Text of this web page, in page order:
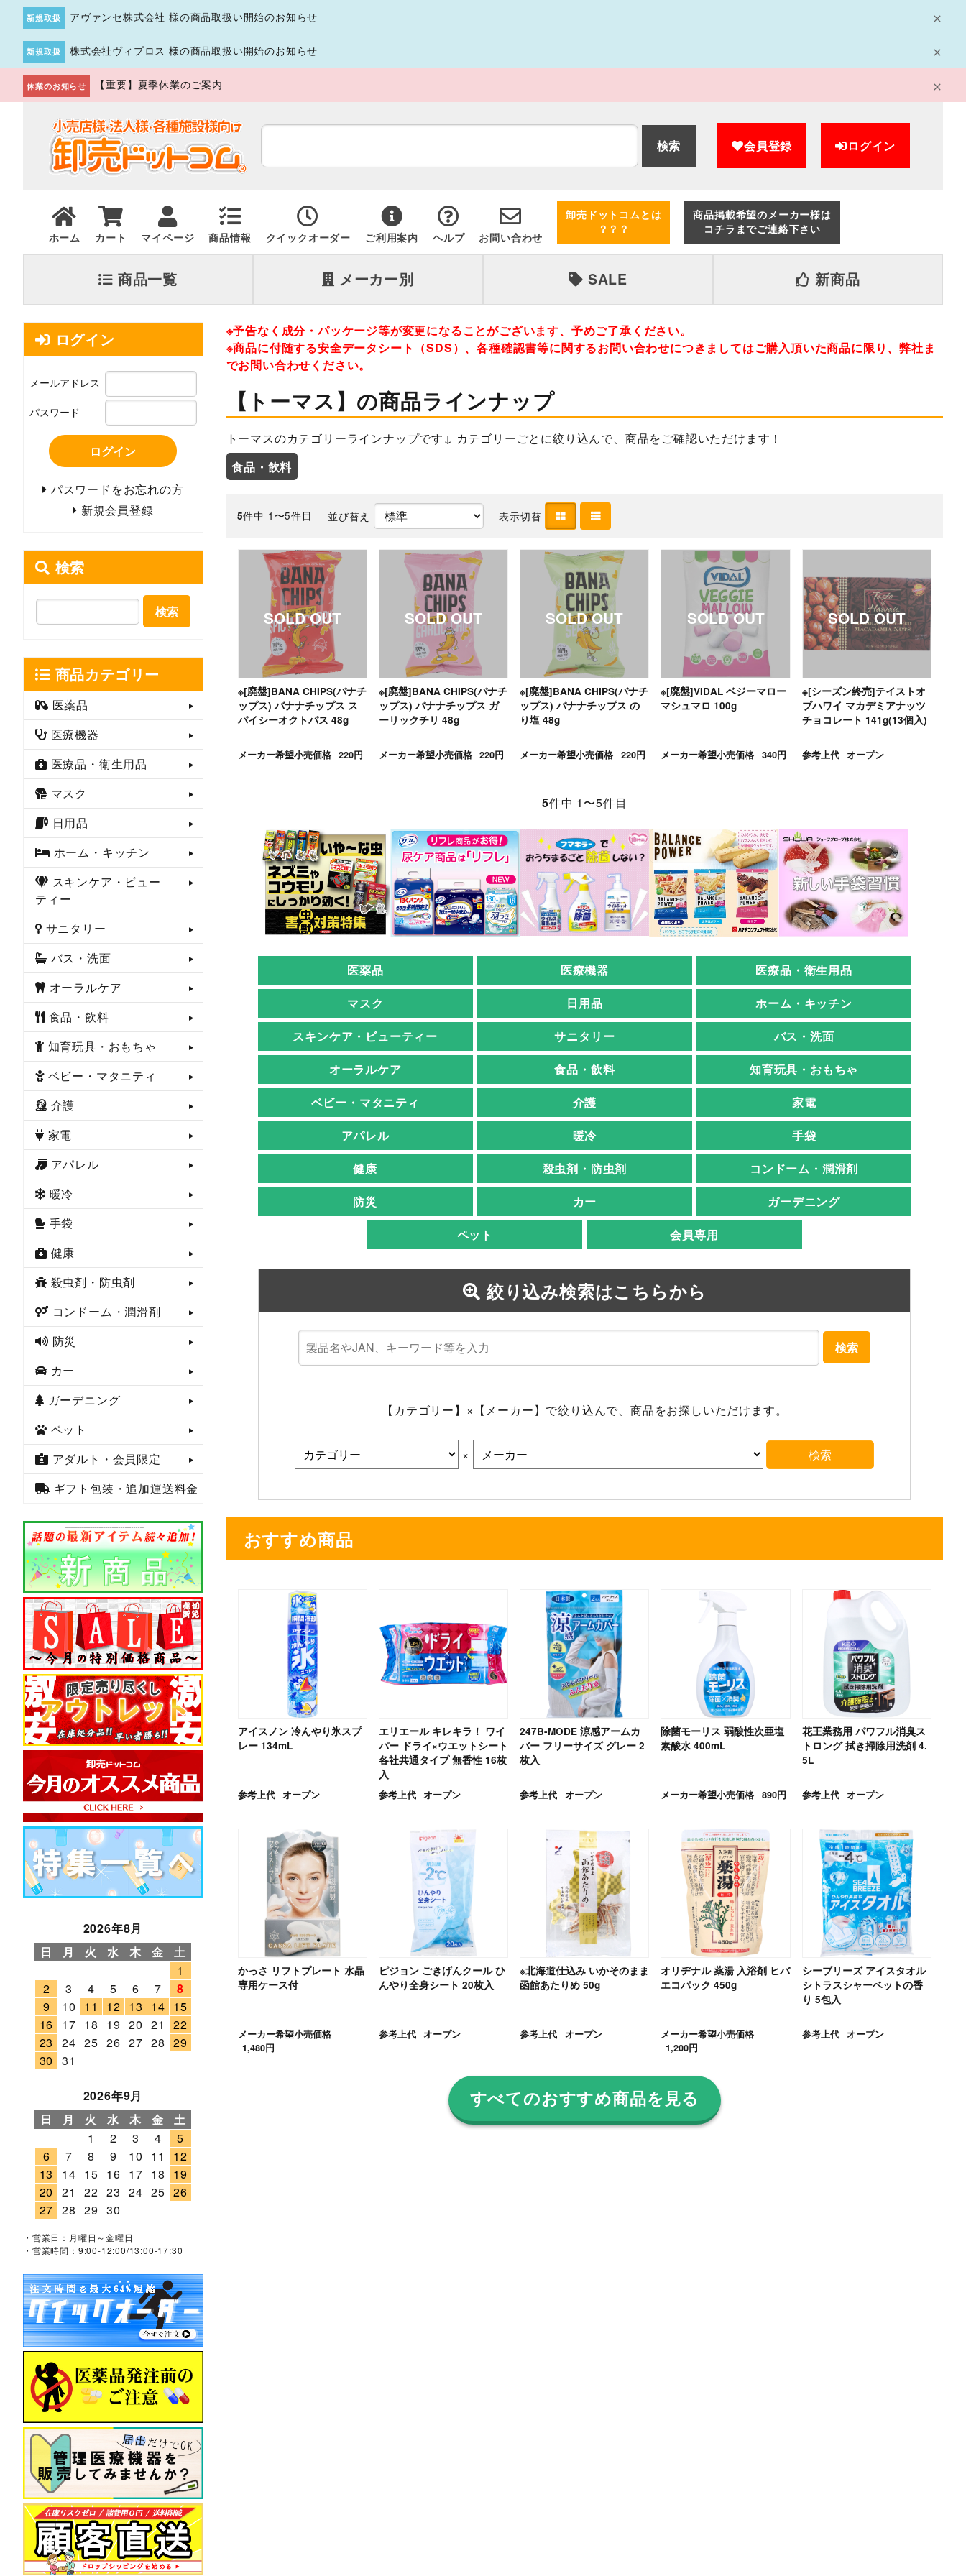
新規取扱 アヴァンセ株式会社 様の商品取扱い開始のお知らせ
新規取扱 株式会社ヴィプロス 様の商品取扱い開始のお知らせ
休業のお知らせ 【重要】夏季休業のご案内
検索 会員登録 ログイン
ホーム カート マイページ 商品情報 クイックオーダー ご利用案内 ヘルプ お問い合わせ
卸売ドットコムとは
？？？
商品掲載希望のメーカー様は
コチラまでご連絡下さい
商品一覧 メーカー別 SALE 新商品
※予告なく成分・パッケージ等が変更になることがございます、予めご了承ください。
※商品に付随する安全データシート（SDS）、各種確認書等に関するお問い合わせにつきましてはご購入頂いた商品に限り、弊社ま
でお問い合わせください。
【トーマス】の商品ラインナップ
トーマスのカテゴリーラインナップです↓ カテゴリーごとに絞り込んで、商品をご確認いただけます！
食品・飲料
5件中 1〜5件目 並び替え 表示切替
※[廃盤]BANA CHIPS(バナチ
ップス) バナナチップス ス
パイシーオクトパス 48g
メーカー希望小売価格 220円
※[廃盤]BANA CHIPS(バナチ
ップス) バナナチップス ガ
ーリックチリ 48g
メーカー希望小売価格 220円
※[廃盤]BANA CHIPS(バナチ
ップス) バナナチップス の
り塩 48g
メーカー希望小売価格 220円
※[廃盤]VIDAL ベジーマロー
マシュマロ 100g
メーカー希望小売価格 340円
※[シーズン終売]テイストオ
ブハワイ マカデミアナッツ
チョコレート 141g(13個入)
参考上代 オープン
5件中 1〜5件目
医薬品 医療機器
医療品・衛生用品
マスク
日用品
ホーム・キッチン
スキンケア・ビューティー
サニタリー
バス・洗面
オーラルケア
食品・飲料
知育玩具・おもちゃ
ベビー・マタニティ
介護
家電
アパレル
暖冷
手袋
健康
殺虫剤・防虫剤
コンドーム・潤滑剤
防災
カー
ガーデニング
ペット
会員専用
絞り込み検索はこちらから
検索
【カテゴリー】×【メーカー】で絞り込んで、商品をお探しいただけます。
×
おすすめ商品
アイスノン 冷んやり氷スプ
レー 134mL
参考上代 オープン
エリエール キレキラ！ ワイ
パー ドライ×ウエットシート
各社共通タイプ 無香性 16枚
入
参考上代 オープン
247B-MODE 涼感アームカ
バー フリーサイズ グレー 2
枚入
参考上代 オープン
除菌モーリス 弱酸性次亜塩
素酸水 400mL
メーカー希望小売価格 890円
花王業務用 パワフル消臭ス
トロング 拭き掃除用洗剤 4.
5L
参考上代 オープン
かっさ リフトプレート 水晶
専用ケース付
メーカー希望小売価格
1,480円
ピジョン ごきげんクール ひ
んやり全身シート 20枚入
参考上代 オープン
※北海道仕込み いかそのまま
函館あたりめ 50g
参考上代 オープン
オリヂナル 薬湯 入浴剤 ヒバ
エコパック 450g
メーカー希望小売価格
1,200円
シーブリーズ アイスタオル
シトラスシャーベットの香
り 5包入
参考上代 オープン
すべてのおすすめ商品を見る
ログイン
メールアドレス
パスワード
ログイン
パスワードをお忘れの方
新規会員登録
検索
検索
商品カテゴリー
医薬品
医療機器
医療品・衛生用品
マスク
日用品
ホーム・キッチン
スキンケア・ビュー
ティー
サニタリー
バス・洗面
オーラルケア
食品・飲料
知育玩具・おもちゃ
ベビー・マタニティ
介護
家電
アパレル
暖冷
手袋
健康
殺虫剤・防虫剤
コンドーム・潤滑剤
防災
カー
ガーデニング
ペット
アダルト・会員限定
ギフト包装・追加運送料金
2026年8月
日
月 火 水 木 金
土
1
2
3 4 5 6 7
8
9
10 11 12 13 14 15
16
17 18 19 20 21
22
23
24 25 26 27 28 29
30
31
2026年9月
日
月 火 水 木 金
土
1
2 3 4
5
6
7 8 9 10 11
12
13
14 15 16 17 18
19
20
21 22 23 24 25 26
27 28 29 30
・営業日：月曜日～金曜日
・営業時間：9:00-12:00/13:00-17:30